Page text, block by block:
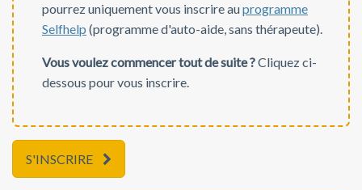
pourrez uniquement vous inscrire auprogramme
Selfhelp (programme d'auto-aide, sans thérapeute).
Vous voulez commencer tout de suite ?Cliquez ci-
dessous pour vous inscrire.
S'INSCRIRE